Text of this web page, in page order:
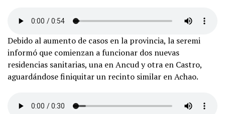
Debido al aumento de casos en la provincia, la seremi
informó que comienzan a funcionar dos nuevas
residencias sanitarias, una en Ancud y otra en Castro,
aguardándose finiquitar un recinto similar en Achao.